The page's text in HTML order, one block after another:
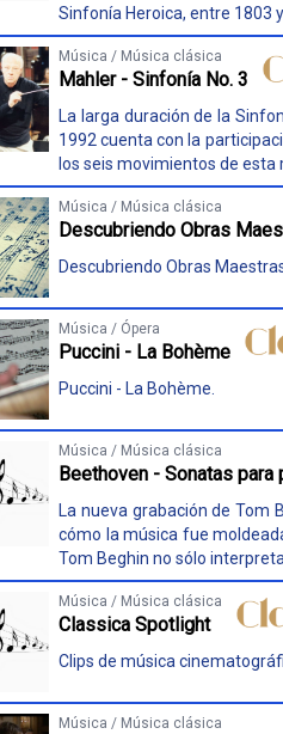
Sinfonía Heroica, entre 1803 y
Música / Música clásica
Mahler - Sinfonía No. 3
La larga duración de la
1992 cuenta con la
los seis movimientos de esta
Música / Música clásica
Descubriendo Obras
Descubriendo Obras
Música / Ópera
Puccini - La Bohème
Puccini - La Bohème.
Música / Música clásica
Beethoven - Sonatas para
La nueva grabación de Tom
cómo la música fue
Tom Beghin no sólo interpreta
Música / Música clásica
Classica Spotlight
Clips de música
Música / Música clásica